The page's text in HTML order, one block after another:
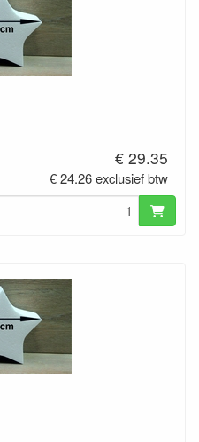
€ 29.35
€ 24.26 exclusief btw